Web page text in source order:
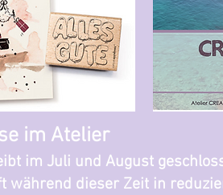
im Atelier
im Juli und August
während dieser Zeit in